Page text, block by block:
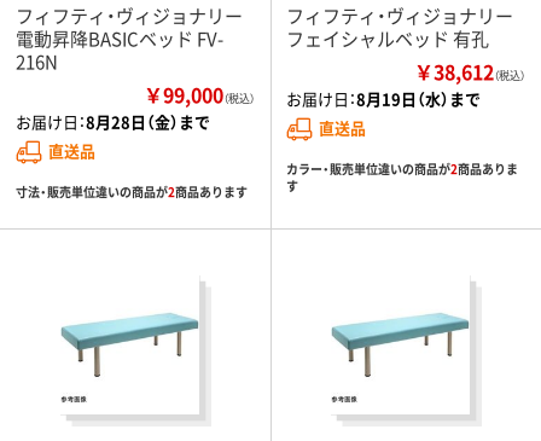
フィフティ・ヴィジョナリー
電動昇降BASICベッド FV-
216N
￥99,000（税込）
お届け日：8月28日（金）まで
直送品
寸法・販売単位違いの商品が2商品あります
フィフティ・ヴィジョナリー
フェイシャルベッド 有孔
￥38,612（税込）
お届け日：8月19日（水）まで
直送品
カラー・販売単位違いの商品が2商品ありま
す